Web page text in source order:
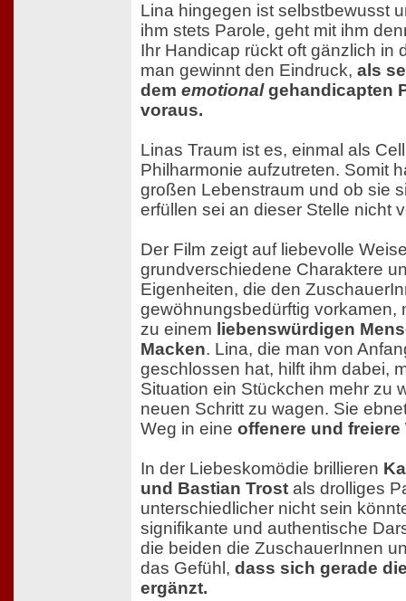
Lina hingegen ist selbstbewusst
ihm stets Parole, geht mit ihm
Ihr Handicap rückt oft gänzlich in
man gewinnt den Eindruck, als
dem emotionalgehandicapten
voraus.
Linas Traum ist es, einmal als
Philharmonie aufzutreten. Somit
großen Lebenstraum und ob sie
erfüllen sei an dieser Stelle nicht
Der Film zeigt auf liebevolle
grundverschiedene Charaktere
Eigenheiten, die den
gewöhnungsbedürftig vorkamen,
zu einem liebenswürdigen
Macken. Lina, die man von
geschlossen hat, hilft ihm dabei,
Situation ein Stückchen mehr zu
neuen Schritt zu wagen. Sie
Weg in eine offenere und freiere
In der Liebeskomödie brillieren
und Bastian Trost als drolliges
unterschiedlicher nicht sein
signifikante und authentische
die beiden die ZuschauerInnen
das Gefühl, dass sich gerade
ergänzt.